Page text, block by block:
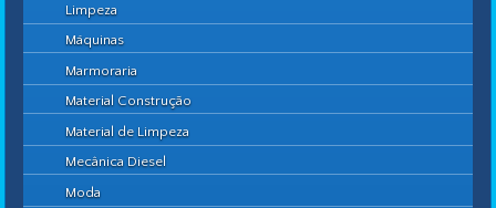
Limpeza
Máquinas
Marmoraria
Material Construção
Material de Limpeza
Mecânica Diesel
Moda